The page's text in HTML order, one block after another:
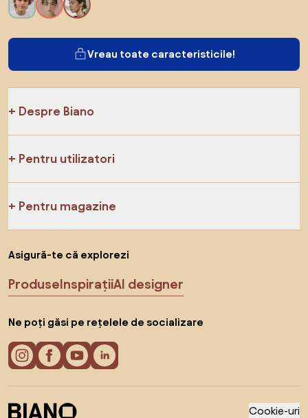
Vreau toate caracteristicile!
Despre Biano
Pentru utilizatori
Pentru magazine
Asigură-te că explorezi
ProduseInspirațiiAI designer
Ne poți găsi pe rețelele de socializare
Cookie-uri